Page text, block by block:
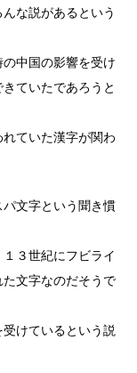
な説があるという
中国の影響を受け
ていたであろうと
ていた漢字が関わ
文字という聞き慣
３世紀にフビライ
文字なのだそうで
けているという説